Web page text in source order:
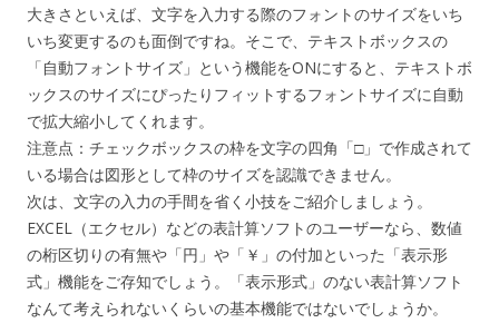
大きさといえば、文字を入力する際のフォントのサイズをいち
いち変更するのも面倒ですね。そこで、テキストボックスの
「自動フォントサイズ」という機能をONにすると、テキストボ
ックスのサイズにぴったりフィットするフォントサイズに自動
で拡大縮小してくれます。
注意点：チェックボックスの枠を文字の四角「□」で作成されて
いる場合は図形として枠のサイズを認識できません。
次は、文字の入力の手間を省く小技をご紹介しましょう。
EXCEL（エクセル）などの表計算ソフトのユーザーなら、数値
の桁区切りの有無や「円」や「￥」の付加といった「表示形
式」機能をご存知でしょう。「表示形式」のない表計算ソフト
なんて考えられないくらいの基本機能ではないでしょうか。